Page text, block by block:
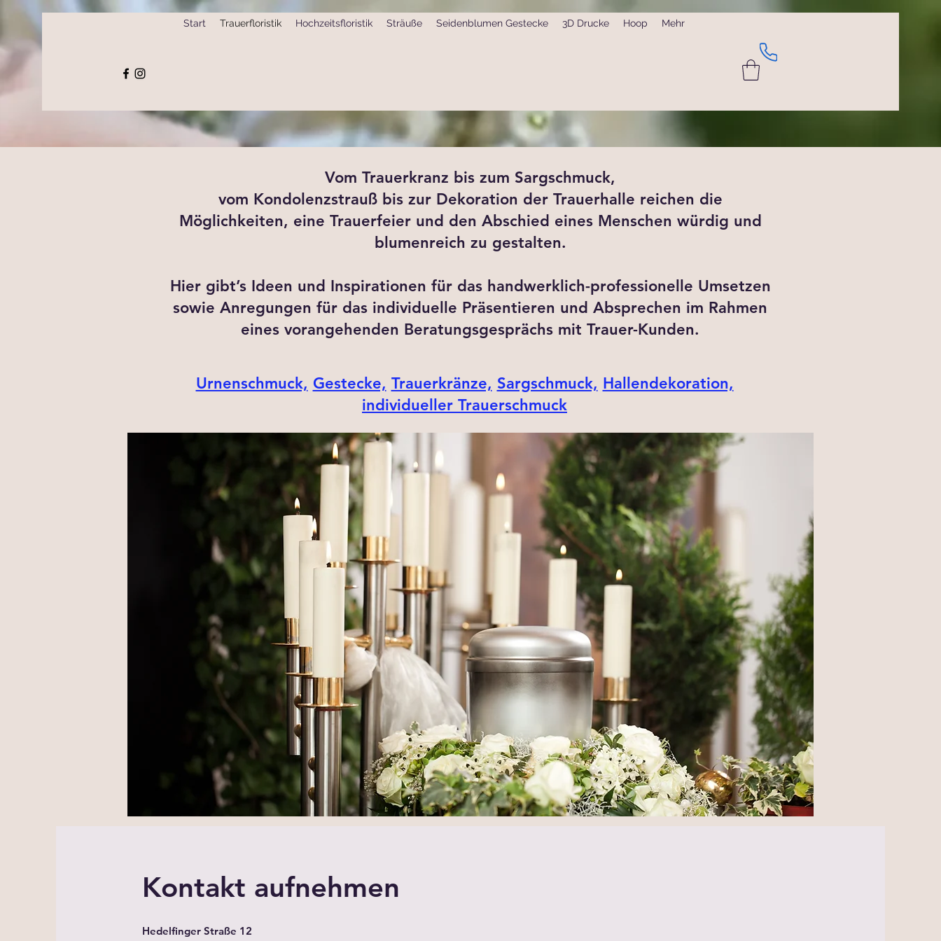
Start Trauerfloristik Hochzeitsfloristik Sträuße Seidenblumen Gestecke 3D Drucke Hoop Mehr
Vom Trauerkranz bis zum Sargschmuck,
vom Kondolenzstrauß bis zur Dekoration der Trauerhalle reichen die
Möglichkeiten, eine Trauerfeier und den Abschied eines Menschen würdig und
blumenreich zu gestalten.
Hier gibt’s Ideen und Inspirationen für das handwerklich-professionelle Umsetzen
sowie Anregungen für das individuelle Präsentieren und Absprechen im Rahmen
eines vorangehenden Beratungsgesprächs mit Trauer-Kunden.
Urnenschmuck, Gestecke, Trauerkränze, Sargschmuck, Hallendekoration,
individueller Trauerschmuck
Kontakt aufnehmen
Hedelfinger Straße 12